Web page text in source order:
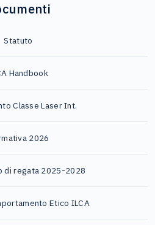
Statuto
Handbook
Classe Laser Int.
2026
di regata 2025-2028
Etico ILCA